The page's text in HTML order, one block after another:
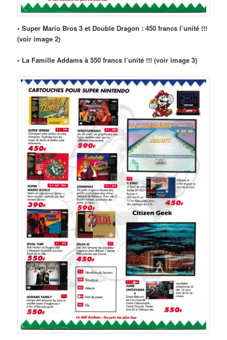
• Super Mario Bros 3 et Double Dragon : 450 francs l’unité !!!
(voir image 2)
• La Famille Addams à 550 francs l’unité !!! (voir image 3)